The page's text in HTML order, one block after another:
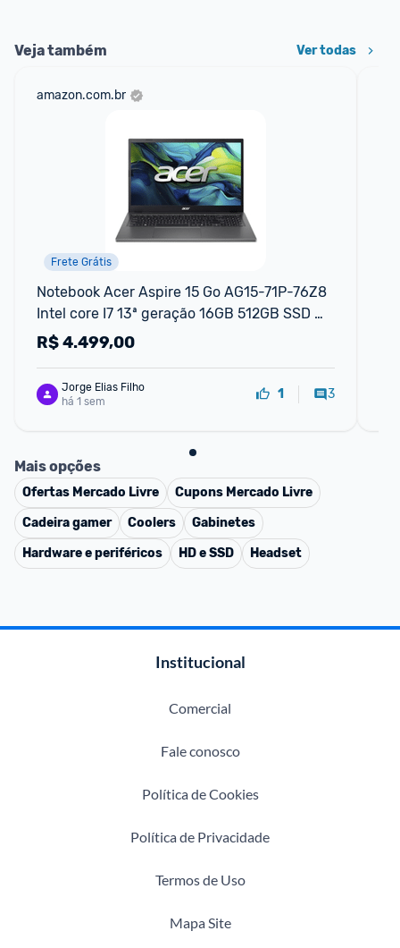
Veja também Ver todas
amazon.com.br
Frete Grátis
Notebook Acer Aspire 15 Go AG15-71P-76Z8
Intel core I7 13ª geração 16GB 512GB SSD
Tela 15,6 TN UHD Linux
R$4.499,00
Jorge Elias Filho
há 1 sem
1 3
Mais opções
Ofertas Mercado Livre Cupons Mercado Livre
Cadeira gamer
Coolers
Gabinetes
Hardware e periféricos
HD e SSD Headset
Institucional
Comercial
Fale conosco
Política de Cookies
Política de Privacidade
Termos de Uso
Mapa Site